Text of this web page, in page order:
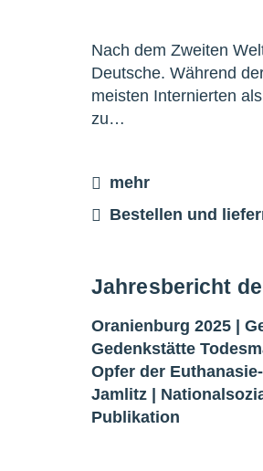
Nach dem Zweiten
Deutsche. Während
meisten Internierten
zu…
mehr
Bestellen und
Jahresbericht
Oranienburg 2025 |
Gedenkstätte
Opfer der
Jamlitz
Publikation